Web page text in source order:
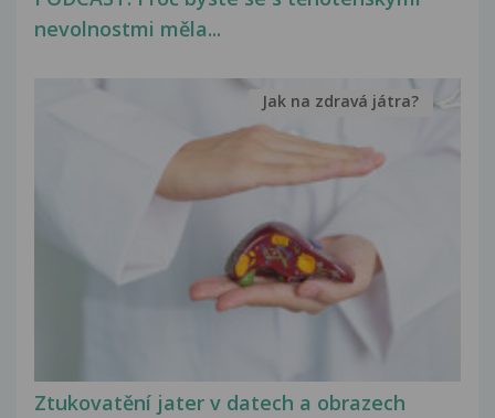
nevolnostmi měla...
Ztukovatění jater v datech a obrazech
Jak na zdravá játra?